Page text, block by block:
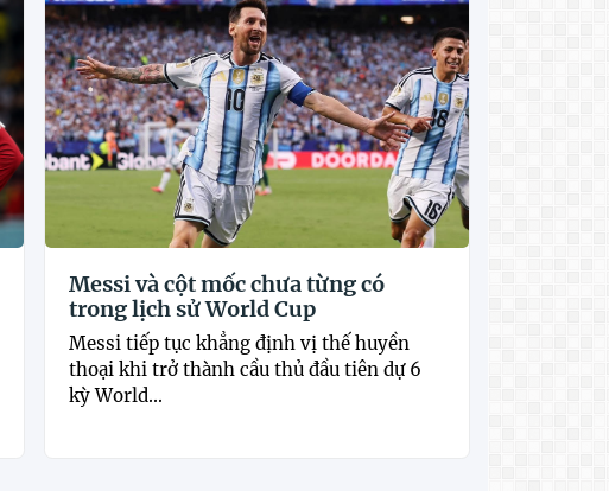
Messi và cột mốc chưa từng có
trong lịch sử World Cup
Messi tiếp tục khẳng định vị thế huyền
thoại khi trở thành cầu thủ đầu tiên dự 6
kỳ World...